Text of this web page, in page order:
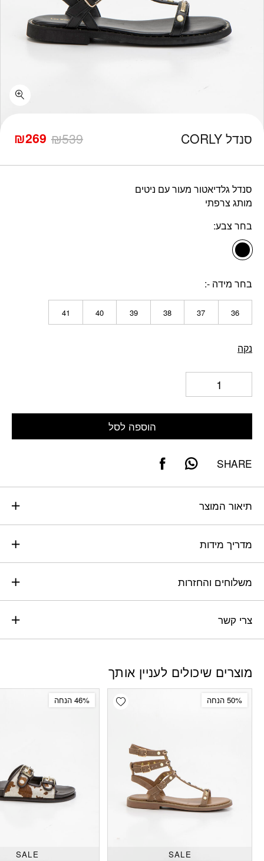
סנדל CORLY ₪539
המחיר
המקורי
₪269 המחיר
הנוכחי
סנדל גלדיאטור מעור עם ניטים
מותג צרפתי
בחר צבע
בחר מידה -
36
37
38
39
40
41
נקה
הוספה לסל
SHARE
תיאור המוצר
מדריך מידות
משלוחים והחזרות
צרי קשר
מוצרים שיכולים לעניין אותך
Add wishlist 50% הנחה
SALE
46% הנחה
SALE